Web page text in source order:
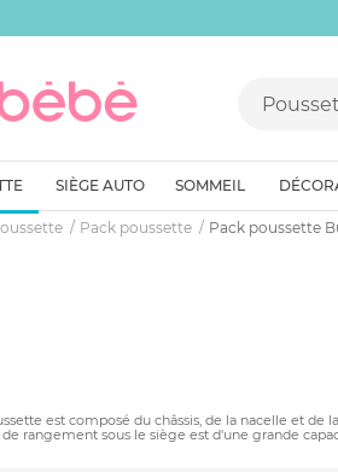
SIÈGE AUTO SOMMEIL
Pack poussette Pack poussette
est composé du châssis, de la nacelle et
de rangement sous le siège est d'une grande